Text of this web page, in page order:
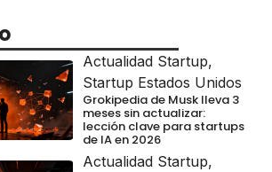
Actualidad Startup,
Startup Estados Unidos
Grokipedia de Musk lleva 3
meses sin actualizar:
lección clave para startups
de IA en 2026
Actualidad Startup,